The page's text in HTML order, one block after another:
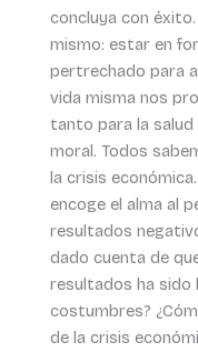
concluya con
mismo: estar en
pertrechado para
vida misma nos
tanto para la
moral. Todos
la crisis
encoge el alma al
resultados
dado cuenta de
resultados ha sido
costumbres?
de la crisis